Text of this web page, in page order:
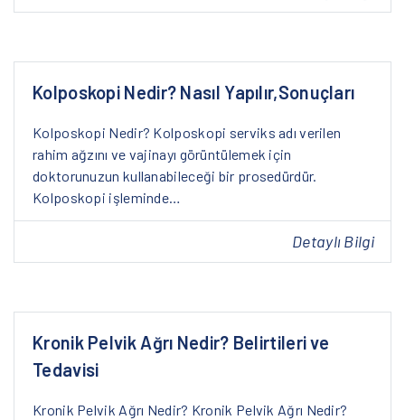
Kolposkopi Nedir? Nasıl Yapılır,Sonuçları
Kolposkopi Nedir? Kolposkopi serviks adı verilen
rahim ağzını ve vajinayı görüntülemek için
doktorunuzun kullanabileceği bir prosedürdür.
Kolposkopi işleminde…
Detaylı Bilgi
Kronik Pelvik Ağrı Nedir? Belirtileri ve
Tedavisi
Kronik Pelvik Ağrı Nedir? Kronik Pelvik Ağrı Nedir?